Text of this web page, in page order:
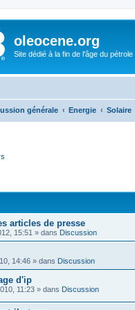
oleocene.org
Site dédié à la fin de l'âge du pétrole
générale Energie Solaire
articles de presse
15:51 » dans Discussion
14:46 » dans Discussion
d'ip
11:23 » dans Discussion